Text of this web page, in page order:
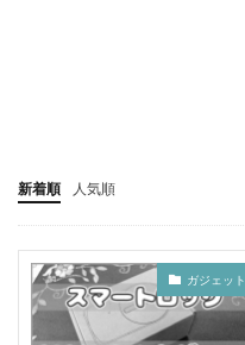
新着順 人気順
ガジェット